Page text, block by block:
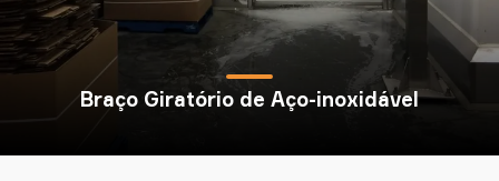
Braço Giratório de Aço-inoxidável